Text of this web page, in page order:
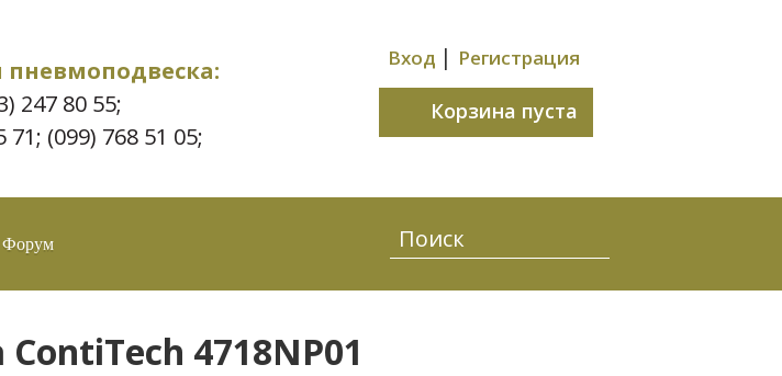
пневмоподвеска:
247 80 55;
71; (099) 768 51 05;
Вход | Регистрация
Корзина пуста
Форум
4718NP01